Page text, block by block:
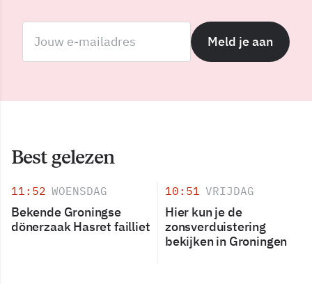
Meld je aan
Best gelezen
11:52 WOENSDAG
Bekende Groningse
dönerzaak Hasret failliet
10:51 VRIJDAG
Hier kun je de
zonsverduistering
bekijken in Groningen